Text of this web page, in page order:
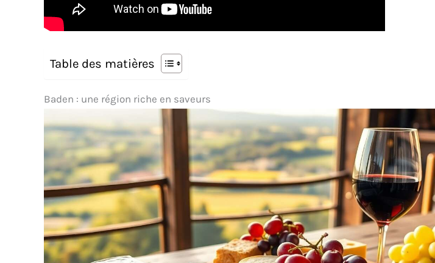
Table des matières
Baden : une région riche en saveurs